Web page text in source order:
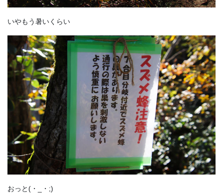
いやもう暑いくらい
おっと(・_・;)